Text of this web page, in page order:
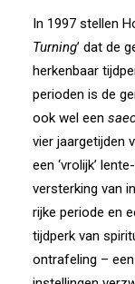
In 1997 stellen
Turning’ dat de
herkenbaar
perioden is de
ook wel een
vier jaargetijden
een ‘vrolijk’
versterking van
rijke periode en
tijdperk van
ontrafeling –